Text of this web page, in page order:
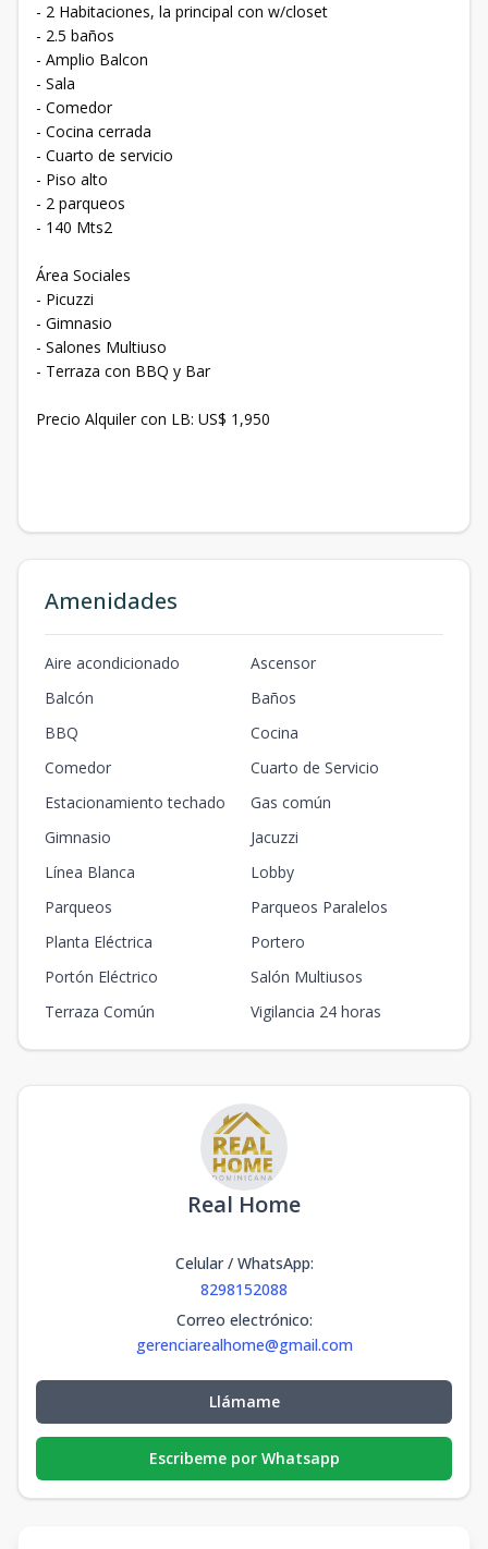
- 2 Habitaciones, la principal con w/closet
- ⁠2.5 baños
- Amplio Balcon
- ⁠Sala
- ⁠Comedor
- ⁠Cocina cerrada
- ⁠Cuarto de servicio
- ⁠Piso alto
- ⁠2 parqueos
- ⁠140 Mts2
Área Sociales
- ⁠Picuzzi
- ⁠Gimnasio
- ⁠Salones Multiuso
- ⁠Terraza con BBQ y Bar
Precio Alquiler con LB: US$ 1,950
Amenidades
Aire acondicionado
Ascensor
Balcón
Baños
BBQ
Cocina
Comedor
Cuarto de Servicio
Estacionamiento techado
Gas común
Gimnasio
Jacuzzi
Línea Blanca
Lobby
Parqueos
Parqueos Paralelos
Planta Eléctrica
Portero
Portón Eléctrico
Salón Multiusos
Terraza Común
Vigilancia 24 horas
Real Home
Celular / WhatsApp:
8298152088
Correo electrónico:
gerenciarealhome@gmail.com
Llámame
Escribeme por Whatsapp